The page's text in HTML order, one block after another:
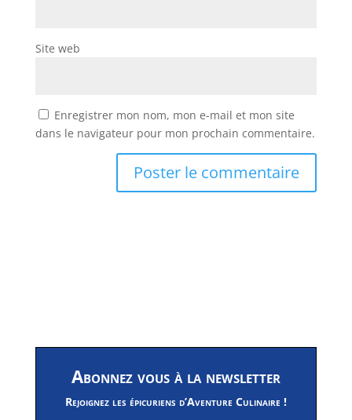
Site web
Enregistrer mon nom, mon e-mail et mon site
dans le navigateur pour mon prochain commentaire.
Abonnez vous à la newsletter
Rejoignez les épicuriens d’Aventure Culinaire !